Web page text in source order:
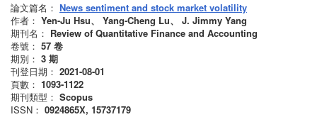
論文篇名： News sentiment and stock market volatility
作者： Yen-Ju Hsu、 Yang-Cheng Lu、 J. Jimmy Yang
期刊名： Review of Quantitative Finance and Accounting
卷號： 57 卷
期別： 3 期
刊登日期： 2021-08-01
頁數： 1093-1122
期刊類型： Scopus
ISSN： 0924865X, 15737179